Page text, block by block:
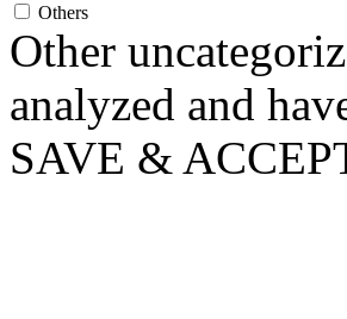
Others
Other
analyzed and
SAVE &